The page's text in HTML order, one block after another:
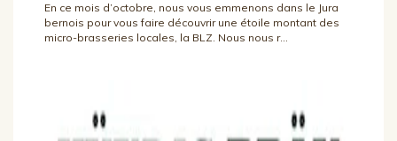
En ce mois d’octobre, nous vous emmenons dans le Jura
bernois pour vous faire découvrir une étoile montant des
micro-brasseries locales, la BLZ. Nous nous r...